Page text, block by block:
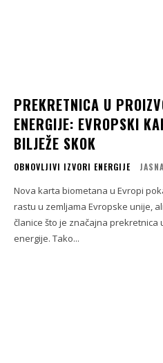
PREKRETNICA U
ENERGIJE: EVROPSKI
BILJEŽE SKOK
OBNOVLJIVI IZVORI ENERGIJE
Nova karta biometana u Evropi
rastu u zemljama Evropske unije,
članice što je značajna
energije. Tako...